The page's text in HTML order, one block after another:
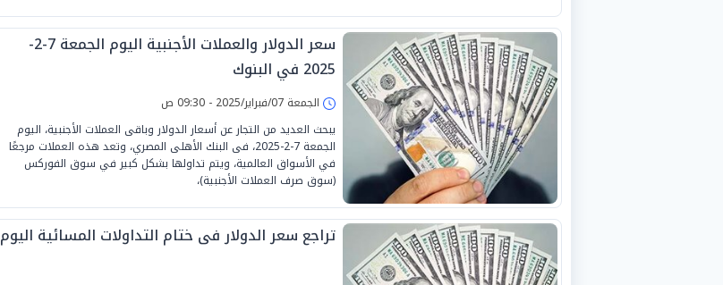
سعر الدولار والعملات الأجنبية اليوم الجمعة 7-2-
2025 في البنوك
الجمعة 07/فبراير/2025 - 09:30 ص
يبحث العديد من التجار عن أسعار الدولار وباقى العملات الأجنبية، اليوم
الجمعة 7-2-2025، فى البنك الأهلى المصري، وتعد هذه العملات مرجعًا
في الأسواق العالمية، ويتم تداولها بشكل كبير في سوق الفوركس
(سوق صرف العملات الأجنبية)،
تراجع سعر الدولار فى ختام التداولات المسائية اليوم